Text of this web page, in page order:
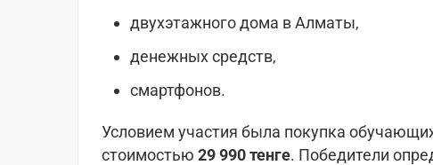
двухэтажного дома в Алматы,
денежных средств,
смартфонов.
Условием участия была покупка
стоимостью 29 990 тенге. Победители